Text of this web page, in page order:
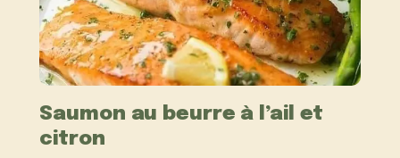
Saumon au beurre à l’ail et
citron